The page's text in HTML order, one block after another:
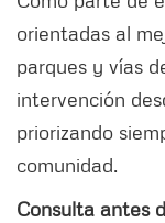
orientadas al
parques y vías
intervención
priorizando
comunidad.
Consulta antes